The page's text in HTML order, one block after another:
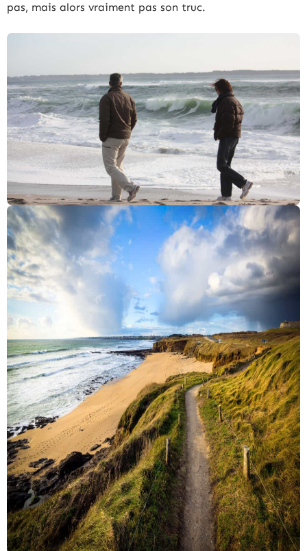
pas, mais alors vraiment pas son truc.